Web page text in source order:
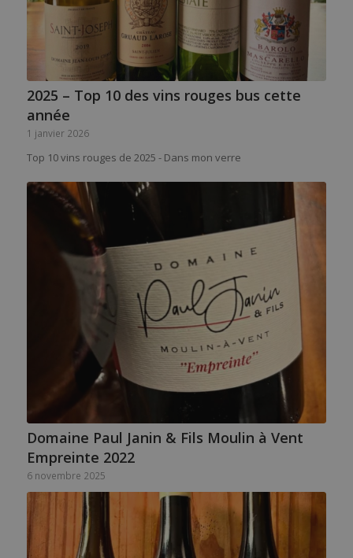
2025 – Top 10 des vins rouges bus cette
année
1 janvier 2026
Top 10 vins rouges de 2025 - Dans mon verre
Domaine Paul Janin & Fils Moulin à Vent
Empreinte 2022
6 novembre 2025